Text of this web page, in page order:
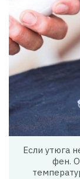
Если утюга
фен.